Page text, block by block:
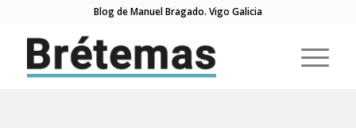
Blog de Manuel Bragado. Vigo Galicia